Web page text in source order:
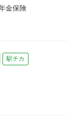
金保険
駅チカ